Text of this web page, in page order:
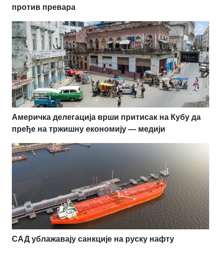
против превара
Америчка делегација врши притисак на Кубу да
пређе на тржишну економију — медији
САД ублажавају санкције на руску нафту